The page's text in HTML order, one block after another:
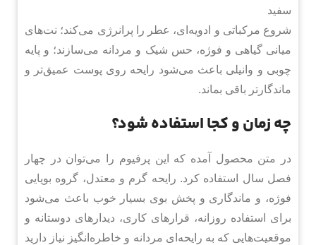
سفید
شروع مرکباتی و ادویه‌ای، عطر را پرانرژی می‌کند؛ نت‌های
میانی گیاهی و فوژه، حس شیک و مردانه می‌سازند؛ و پایه
چوبی و وانیلی باعث می‌شود رایحه روی پوست عمیق‌تر و
ماندگارتر باقی بماند.
چه زمان و کجا استفاده شود؟
در متن محصول آمده که این پرفیوم را می‌توان در چهار
فصل سال استفاده کرد. رایحه گرم و معتدل، گروه بویایی
فوژه، و ماندگاری و پخش بوی بسیار خوب باعث می‌شود
برای استفاده روزانه، قرارهای کاری، دیدارهای دوستانه و
موقعیت‌هایی که به رایحه‌ای مردانه و خاطره‌انگیز نیاز دارید